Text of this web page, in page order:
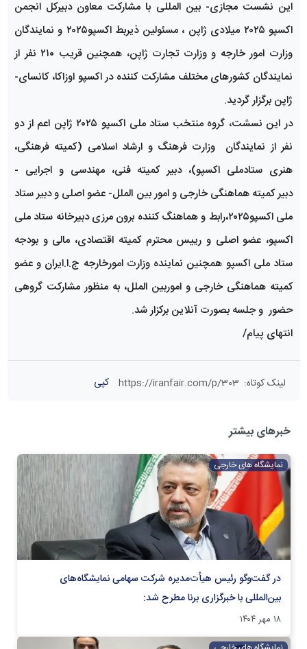
این نشست مجازی- بین المللی با مشارکت معاون دبیرکل انجمن
اکسپو ۲۰۲۵ میلادی ژاپن ، مسئولین ذیربط اکسپو۲۰۲۵ و نمایندگان
وزارت امور خارجه و وزارت تجارت ژاپن، همچنین قریب ۲۱۰ نفر از
نمایندگان کشورهای مختلف مشارکت کننده در اکسپو اوزاکا، کانسای-
ژاپن برگزار گردید.
در این نسشت، گروه منتخب ستاد ملی اکسپو ۲۰۲۵ ژاپن اعم از دو
نفر از نمایندگان وزارت فرهنگ و ارشاد اسلامی (کمیته فرهنگی،
هنری ستادملی اکسپو)، دبیر کمیته فنی، مهندسی و اجرایی -
دبیر کمیته هماهنگی خارجی و امور بین الملل- عضو اصلی و دبیر ستاد
ملی اکسپو۲۰۲۵،رابط و هماهنگ کننده برون مرزی دبیرخانه ستاد ملی
اکسپو، عضو اصلی و رییس محترم کمیته اقتصادی، مالی و بودجه
ستاد ملی اکسپو همچنین نماینده وزارت امورخارجه ج.ا.ایران و عضو
کمیته هماهنگی خارجی و اموربین الملل، به منظور مشارکت گروهی
حضور و جلسه بصورت آنلاین برکزار شد.
انتهای پیام/
لینک کوتاه:
https://iranfair.com/p/303 کپی
خبرهای بیشتر
نمایشگاه های خارجی
در گفت‌و‌گو رئیس هیأت‌مدیره شرکت سهامی نمایشگاه‌های
بین‌المللی با خبرگزاری برنا مطرح شد:
۱۸ مهر ۱۴۰۴